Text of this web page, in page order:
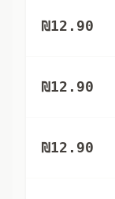
₪12.90
₪12.90
₪12.90